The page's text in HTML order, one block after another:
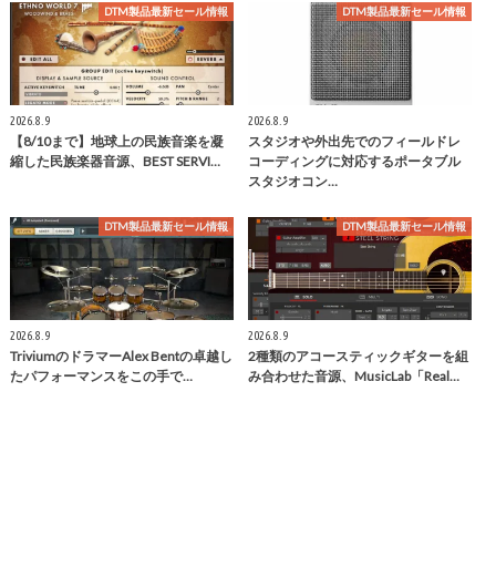
DTM製品最新セール情報
2026.8.9
【8/10まで】地球上の民族音楽を凝
縮した民族楽器音源、BEST SERVI…
DTM製品最新セール情報
2026.8.9
スタジオや外出先でのフィールドレ
コーディングに対応するポータブル
スタジオコン…
DTM製品最新セール情報
2026.8.9
TriviumのドラマーAlex Bentの卓越し
たパフォーマンスをこの手で…
DTM製品最新セール情報
2026.8.9
2種類のアコースティックギターを組
み合わせた音源、MusicLab「Real…